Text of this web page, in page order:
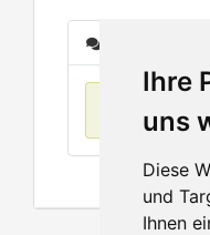
Ihre
uns
Diese
und
Ihnen